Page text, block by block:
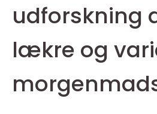
udforskning
lækre og